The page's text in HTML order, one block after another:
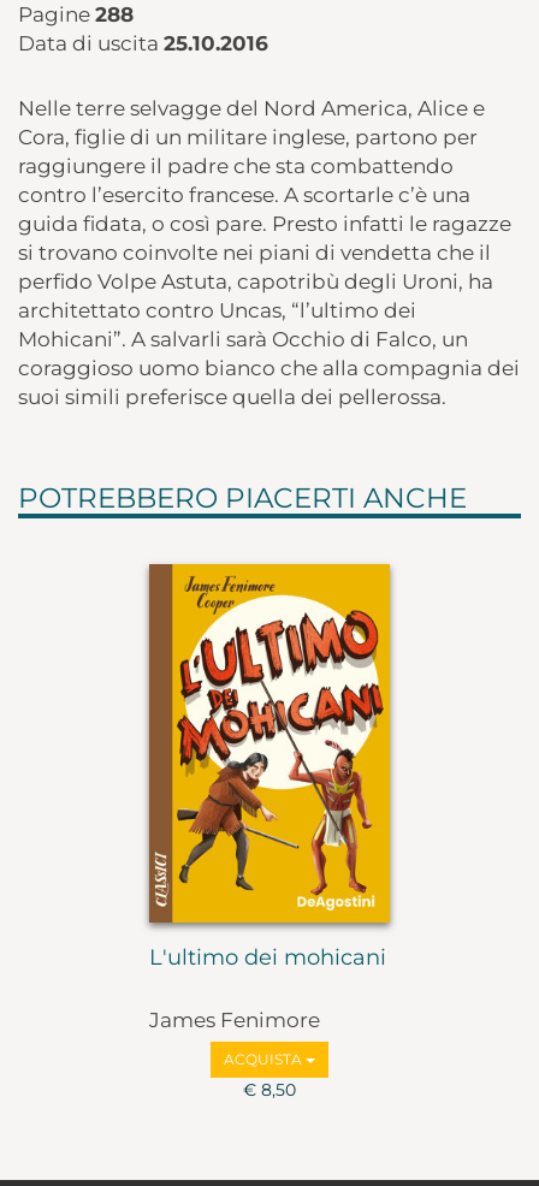
Pagine 288
Data di uscita 25.10.2016
Nelle terre selvagge del Nord America, Alice e
Cora, figlie di un militare inglese, partono per
raggiungere il padre che sta combattendo
contro l’esercito francese. A scortarle c’è una
guida fidata, o così pare. Presto infatti le ragazze
si trovano coinvolte nei piani di vendetta che il
perfido Volpe Astuta, capotribù degli Uroni, ha
architettato contro Uncas, “l’ultimo dei
Mohicani”. A salvarli sarà Occhio di Falco, un
coraggioso uomo bianco che alla compagnia dei
suoi simili preferisce quella dei pellerossa.
POTREBBERO PIACERTI ANCHE
L'ultimo dei mohicani
James Fenimore
CooperACQUISTA
€ 8,50